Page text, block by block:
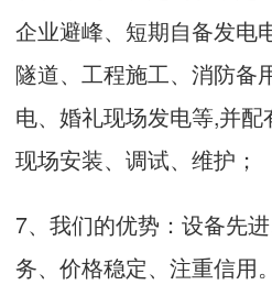
企业避峰、短期自备发电
隧道、工程施工、消防备
电、婚礼现场发电等,并
现场安装、调试、维护；
7、我们的优势：设备先
务、价格稳定、注重信用。